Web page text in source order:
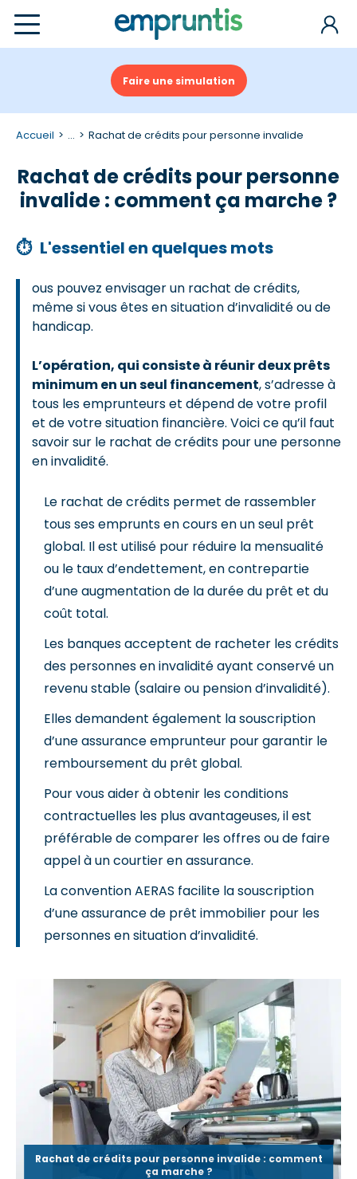
Faire une simulation
Accueil ... Rachat de crédits pour personne invalide
Rachat de crédits pour personne
invalide : comment ça marche ?
⏱ L'essentiel en quelques mots
ous pouvez envisager un rachat de crédits,
même si vous êtes en situation d’invalidité ou de
handicap.
L’opération, qui consiste à réunir deux prêts
minimum en un seul financement, s’adresse à
tous les emprunteurs et dépend de votre profil
et de votre situation financière. Voici ce qu’il faut
savoir sur le rachat de crédits pour une personne
en invalidité.
Le rachat de crédits permet de rassembler
tous ses emprunts en cours en un seul prêt
global. Il est utilisé pour réduire la mensualité
ou le taux d’endettement, en contrepartie
d’une augmentation de la durée du prêt et du
coût total.
Les banques acceptent de racheter les crédits
des personnes en invalidité ayant conservé un
revenu stable (salaire ou pension d’invalidité).
Elles demandent également la souscription
d’une assurance emprunteur pour garantir le
remboursement du prêt global.
Pour vous aider à obtenir les conditions
contractuelles les plus avantageuses, il est
préférable de comparer les offres ou de faire
appel à un courtier en assurance.
La convention AERAS facilite la souscription
d’une assurance de prêt immobilier pour les
personnes en situation d’invalidité.
Rachat de crédits pour personne invalide : comment
ça marche ?